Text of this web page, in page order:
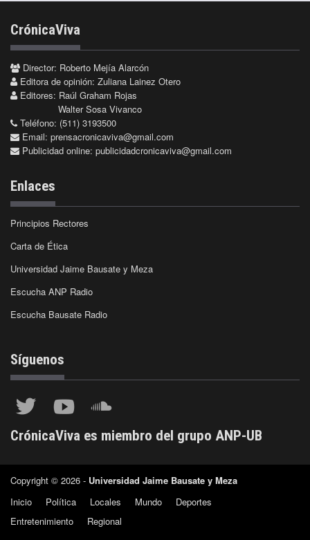
CrónicaViva
Director: Roberto Mejía Alarcón
Editora de opinión: Zuliana Lainez Otero
Editores: Raúl Graham Rojas
Walter Sosa Vivanco
Teléfono: (511) 3193500
Email: prensacronicaviva@gmail.com
Publicidad online: publicidadcronicaviva@gmail.com
Enlaces
Principios Rectores
Carta de Ética
Universidad Jaime Bausate y Meza
Escucha ANP Radio
Escucha Bausate Radio
Síguenos
CrónicaViva es miembro del grupo ANP-UB
Copyright © 2026 - Universidad Jaime Bausate y Meza
Inicio
Política Locales Mundo
Deportes
Entretenimiento
Regional